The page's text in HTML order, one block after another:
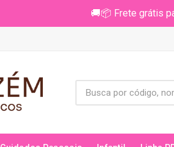
🚚📦 Frete grátis